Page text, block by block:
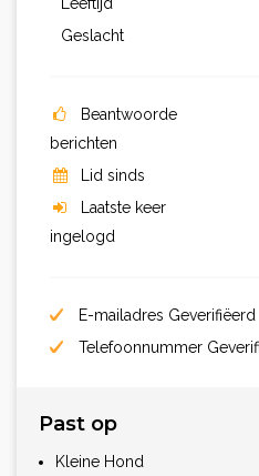
Geslacht
Beantwoorde
berichten
Lid sinds
Laatste keer
ingelogd
E-mailadres Geverifiëerd
Telefoonnummer
Past op
Kleine Hond